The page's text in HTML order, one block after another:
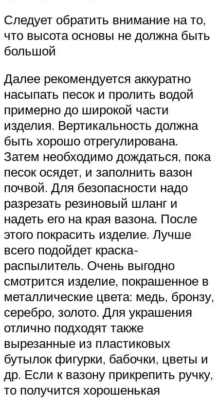
Следует обратить внимание на то,
что высота основы не должна быть
большой
Далее рекомендуется аккуратно
насыпать песок и пролить водой
примерно до широкой части
изделия. Вертикальность должна
быть хорошо отрегулирована.
Затем необходимо дождаться, пока
песок осядет, и заполнить вазон
почвой. Для безопасности надо
разрезать резиновый шланг и
надеть его на края вазона. После
этого покрасить изделие. Лучше
всего подойдет краска-
распылитель. Очень выгодно
смотрится изделие, покрашенное в
металлические цвета: медь, бронзу,
серебро, золото. Для украшения
отлично подходят также
вырезанные из пластиковых
бутылок фигурки, бабочки, цветы и
др. Если к вазону прикрепить ручку,
то получится хорошенькая